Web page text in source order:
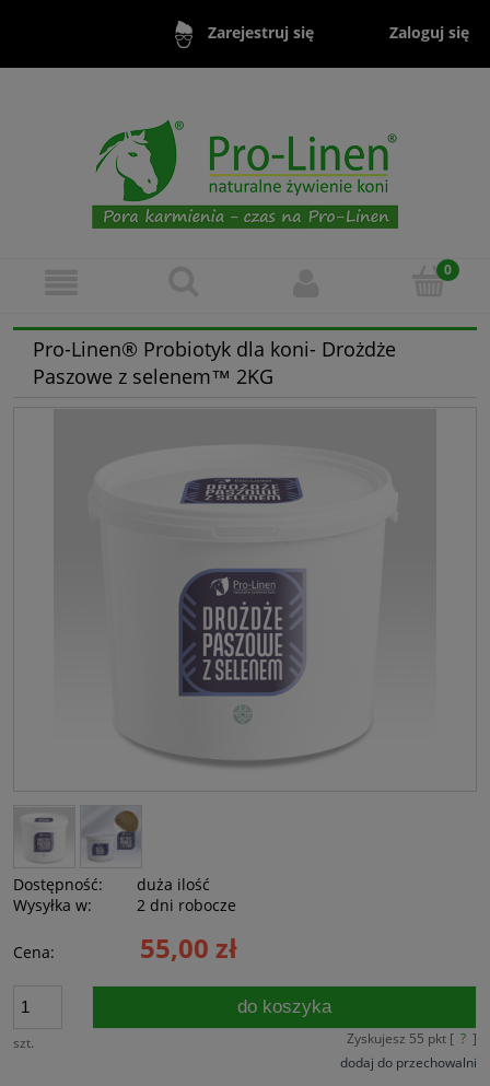
Zarejestruj się Zaloguj się
Pro-Linen® Probiotyk dla koni- Drożdże
Paszowe z selenem™ 2KG
Dostępność:
duża ilość
Wysyłka w:
2 dni robocze
Cena: 55,00 zł
szt.
do koszyka
Zyskujesz 55 pkt [ ? ]
dodaj do przechowalni